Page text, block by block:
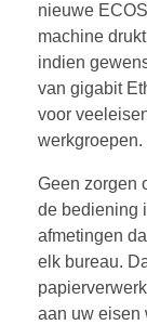
nieuwe
machine
indien
van gigabit
voor
werkgroepen.
Geen zorgen
de bediening
afmetingen
elk bureau.
aan uw eisen